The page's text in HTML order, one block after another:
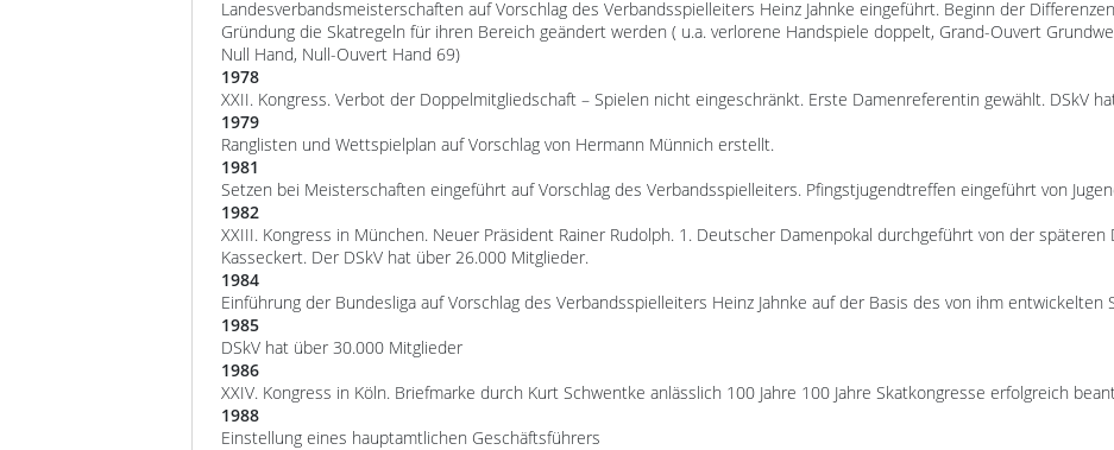
Landesverbandsmeisterschaften auf Vorschlag des Verbandsspielleiters Heinz Jahnke eingeführt. Beginn der
Gründung die Skatregeln für ihren Bereich geändert werden ( u.a. verlorene Handspiele doppelt, Grand-Ouvert
Null Hand, Null-Ouvert Hand 69)
1978
XXII. Kongress. Verbot der Doppelmitgliedschaft – Spielen nicht eingeschränkt. Erste Damenreferentin gewählt. DSkV
1979
Ranglisten und Wettspielplan auf Vorschlag von Hermann Münnich erstellt.
1981
Setzen bei Meisterschaften eingeführt auf Vorschlag des Verbandsspielleiters. Pfingstjugendtreffen eingeführt von
1982
XXIII. Kongress in München. Neuer Präsident Rainer Rudolph. 1. Deutscher Damenpokal durchgeführt von der
Kasseckert. Der DSkV hat über 26.000 Mitglieder.
1984
Einführung der Bundesliga auf Vorschlag des Verbandsspielleiters Heinz Jahnke auf der Basis des von ihm entwickelten
1985
DSkV hat über 30.000 Mitglieder
1986
XXIV. Kongress in Köln. Briefmarke durch Kurt Schwentke anlässlich 100 Jahre 100 Jahre Skatkongresse erfolgreich
1988
Einstellung eines hauptamtlichen Geschäftsführers